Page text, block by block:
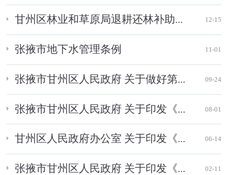
甘州区林业和草原局退耕还林补助... 12-15
张掖市地下水管理条例 11-01
张掖市甘州区人民政府 关于做好第... 09-24
张掖市甘州区人民政府 关于印发《... 08-01
甘州区人民政府办公室 关于印发《... 06-14
张掖市甘州区人民政府 关于印发《... 02-11